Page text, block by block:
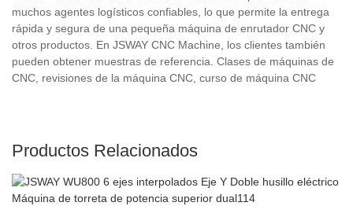
muchos agentes logísticos confiables, lo que permite la entrega
rápida y segura de una pequeña máquina de enrutador CNC y
otros productos. En JSWAY CNC Machine, los clientes también
pueden obtener muestras de referencia. Clases de máquinas de
CNC, revisiones de la máquina CNC, curso de máquina CNC
Productos Relacionados